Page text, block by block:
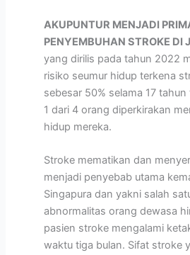
AKUPUNTUR MENJADI
PENYEMBUHAN STROKE DI
yang dirilis pada tahun 2022
risiko seumur hidup terkena
sebesar 50% selama 17
1 dari 4 orang diperkirakan
hidup mereka.
Stroke mematikan dan
menjadi penyebab utama
Singapura dan yakni salah
abnormalitas orang dewasa
pasien stroke mengalami
waktu tiga bulan. Sifat stroke